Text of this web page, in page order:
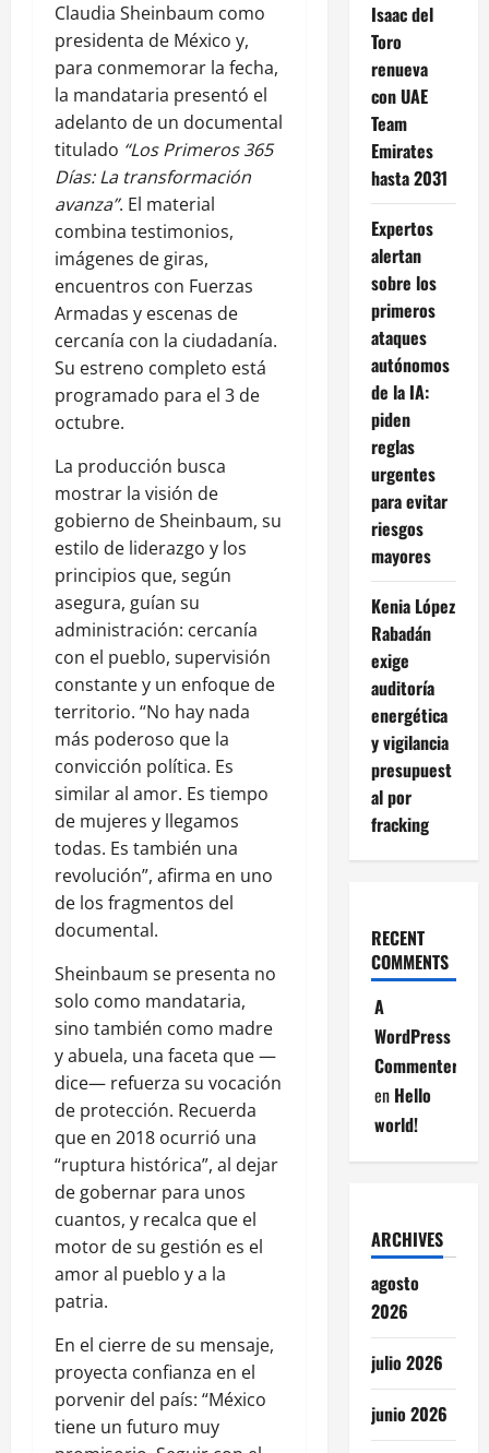
Claudia Sheinbaum como
presidenta de México y,
para conmemorar la fecha,
la mandataria presentó el
adelanto de un documental
titulado “Los Primeros 365
Días: La transformación
avanza”. El material
combina testimonios,
imágenes de giras,
encuentros con Fuerzas
Armadas y escenas de
cercanía con la ciudadanía.
Su estreno completo está
programado para el 3 de
octubre.
La producción busca
mostrar la visión de
gobierno de Sheinbaum, su
estilo de liderazgo y los
principios que, según
asegura, guían su
administración: cercanía
con el pueblo, supervisión
constante y un enfoque de
territorio. “No hay nada
más poderoso que la
convicción política. Es
similar al amor. Es tiempo
de mujeres y llegamos
todas. Es también una
revolución”, afirma en uno
de los fragmentos del
documental.
Sheinbaum se presenta no
solo como mandataria,
sino también como madre
y abuela, una faceta que —
dice— refuerza su vocación
de protección. Recuerda
que en 2018 ocurrió una
“ruptura histórica”, al dejar
de gobernar para unos
cuantos, y recalca que el
motor de su gestión es el
amor al pueblo y a la
patria.
En el cierre de su mensaje,
proyecta confianza en el
porvenir del país: “México
tiene un futuro muy
Isaac del
Toro
renueva
con UAE
Team
Emirates
hasta 2031
Expertos
alertan
sobre los
primeros
ataques
autónomos
de la IA:
piden
reglas
urgentes
para evitar
riesgos
mayores
Kenia López
Rabadán
exige
auditoría
energética
y vigilancia
presupuest
al por
fracking
RECENT
COMMENTS
A
WordPress
Commenter
en Hello
world!
ARCHIVES
agosto
2026
julio 2026
junio 2026